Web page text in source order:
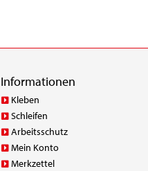
Informationen
Kleben
Schleifen
Arbeitsschutz
Mein Konto
Merkzettel